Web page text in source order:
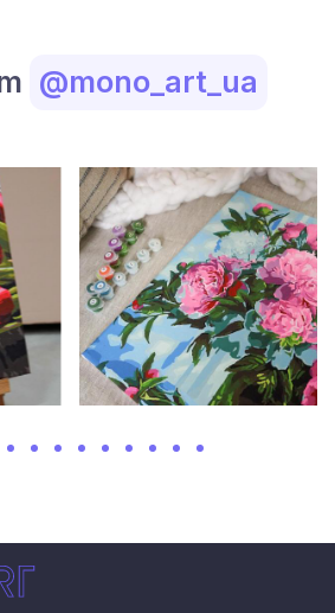
@mono_art_ua